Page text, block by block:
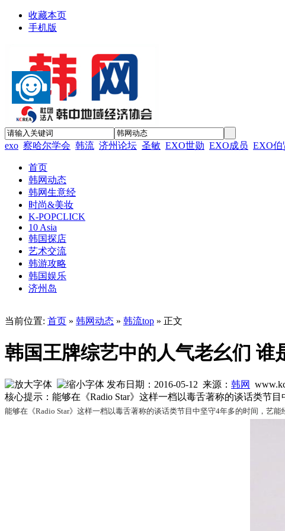
收藏本页
手机版
exo 察哈尔学会 韩流 济州论坛 圣敏 EXO世勋 EXO成员 EXO伯
首页
韩网动态
韩网生意经
时尚&美妆
K-POPCLICK
10 Asia
韩国探店
艺术交流
韩游攻略
韩国娱乐
济州岛
当前位置: 首页 » 韩网动态 » 韩流top » 正文
韩国王牌综艺中的人气老幺们 谁
发布日期：2016-05-12 来源： 韩网
核心提示：能够在《Radio Star》这样一档以毒舌著称的谈话类节
能够在《Radio Star》这样一档以毒舌著称的谈话类节目中坚守4年多的时间，艺